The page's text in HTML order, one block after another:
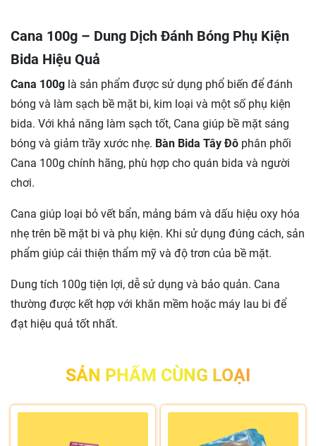
Cana 100g – Dung Dịch Đánh Bóng Phụ Kiện
Bida Hiệu Quả
Cana 100g là sản phẩm được sử dụng phổ biến để đánh
bóng và làm sạch bề mặt bi, kim loại và một số phụ kiện
bida. Với khả năng làm sạch tốt, Cana giúp bề mặt sáng
bóng và giảm trầy xước nhẹ. Bàn Bida Tây Đô phân phối
Cana 100g chính hãng, phù hợp cho quán bida và người
chơi.
Cana giúp loại bỏ vết bẩn, mảng bám và dấu hiệu oxy hóa
nhẹ trên bề mặt bi và phụ kiện. Khi sử dụng đúng cách, sản
phẩm giúp cải thiện thẩm mỹ và độ trơn của bề mặt.
Dung tích 100g tiện lợi, dễ sử dụng và bảo quản. Cana
thường được kết hợp với khăn mềm hoặc máy lau bi để
đạt hiệu quả tốt nhất.
SẢN PHẨM CÙNG LOẠI